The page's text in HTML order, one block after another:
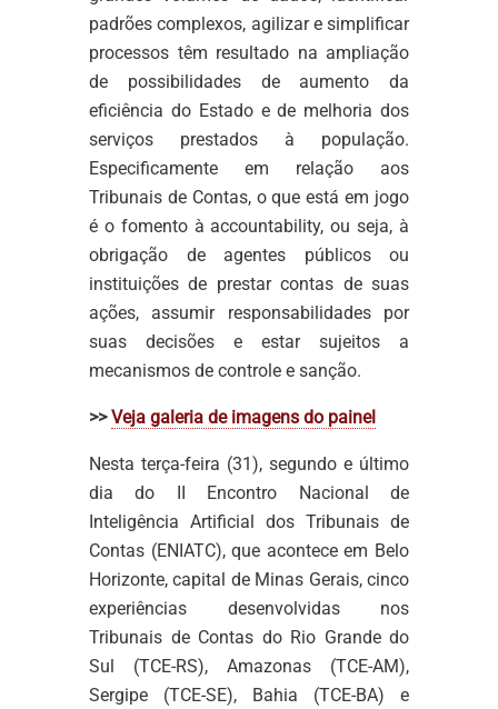
padrões complexos, agilizar e simplificar
processos têm resultado na ampliação
de possibilidades de aumento da
eficiência do Estado e de melhoria dos
serviços prestados à população.
Especificamente em relação aos
Tribunais de Contas, o que está em jogo
é o fomento à accountability, ou seja, à
obrigação de agentes públicos ou
instituições de prestar contas de suas
ações, assumir responsabilidades por
suas decisões e estar sujeitos a
mecanismos de controle e sanção.
>>Veja galeria de imagens do painel
Nesta terça-feira (31), segundo e último
dia do II Encontro Nacional de
Inteligência Artificial dos Tribunais de
Contas (ENIATC), que acontece em Belo
Horizonte, capital de Minas Gerais, cinco
experiências desenvolvidas nos
Tribunais de Contas do Rio Grande do
Sul (TCE-RS), Amazonas (TCE-AM),
Sergipe (TCE-SE), Bahia (TCE-BA) e